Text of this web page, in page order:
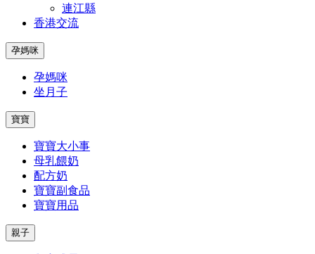
連江縣
香港交流
孕媽咪
孕媽咪
坐月子
寶寶
寶寶大小事
母乳餵奶
配方奶
寶寶副食品
寶寶用品
親子